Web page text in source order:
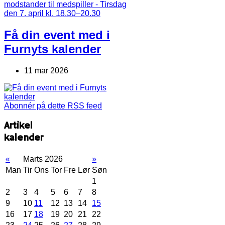
Få din event med i
Furnyts kalender
11 mar 2026
Abonnér på dette RSS feed
Artikel
kalender
« Marts 2026
»
Man Tir Ons Tor Fre Lør Søn
1
2
3 4 5 6 7
8
9
10 11 12 13 14
15
16
17 18 19 20 21
22